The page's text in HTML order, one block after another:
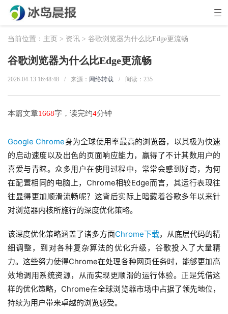
当前位置： 主页 > 资讯 > 谷歌浏览器为什么比Edge更流畅
谷歌浏览器为什么比Edge更流畅
2026-04-13 16:48:48 / 来源： 网络转载 / 阅读： 235
本篇文章1668字，读完约4分钟
Google Chrome身为全球使用率最高的浏览器，以其极为快速
的启动速度以及出色的页面响应能力，赢得了不计其数用户的
喜爱与青睐。众多用户在使用过程中，常常会感到好奇，为何
在配置相同的电脑上，Chrome相较Edge而言，其运行表现往
往显得更加顺滑流畅呢？这背后实际上暗藏着谷歌多年以来针
对浏览器内核所施行的深度优化策略。
该深度优化策略涵盖了诸多方面Chrome下载，从底层代码的精
细调整，到对各种复杂算法的优化升级，谷歌投入了大量精
力。这些努力使得Chrome在处理各种网页任务时，能够更加高
效地调用系统资源，从而实现更顺滑的运行体验。正是凭借这
样的优化策略，Chrome在全球浏览器市场中占据了领先地位，
持续为用户带来卓越的浏览感受。